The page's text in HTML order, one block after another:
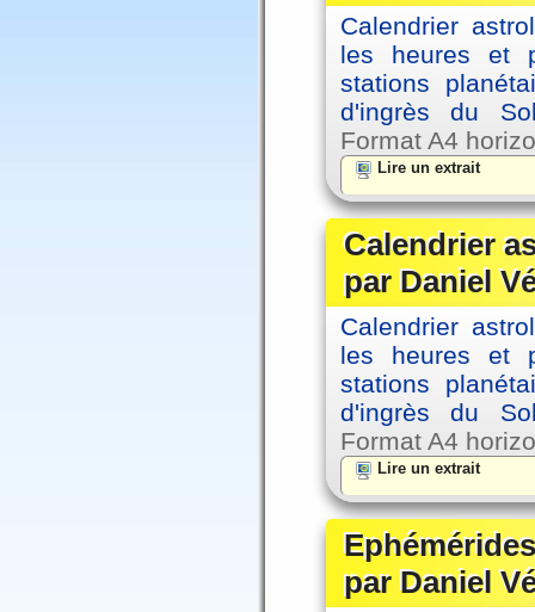
Calendrier
les heures et
stations
d'ingrès du
Format A4
Lire un extrait
Calendrier
par Daniel
Calendrier
les heures et
stations
d'ingrès du
Format A4
Lire un extrait
par Daniel